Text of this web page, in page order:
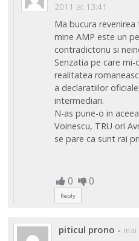
2011 at 13:41
Ma bucura
mine AMP este un
contradictoriu si
Senzatia pe care mi-
realitatea
a declaratiilor
intermediari.
N-as pune-o in
Voinescu, TRU ori
se pare ca sunt rai
0 0
Reply
piticul prono -